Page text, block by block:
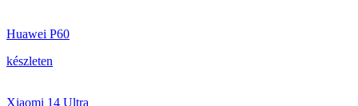
Huawei P60
készleten
Xiaomi 14 Ultra